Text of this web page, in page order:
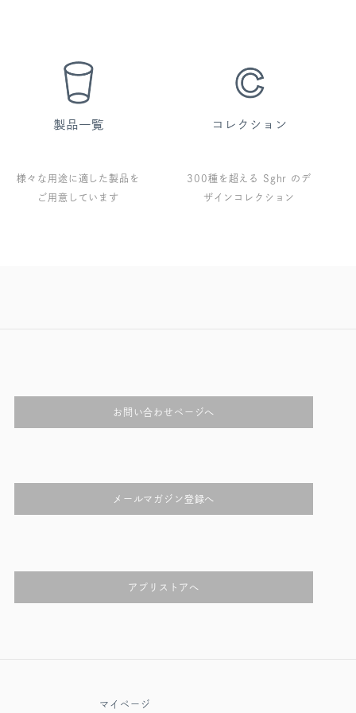
様々な用途に適した製品を
ご用意しています
300種を超える Sghr のデ
ザインコレクション
お問い合わせページへ
メールマガジン登録へ
アプリストアへ
マイページ